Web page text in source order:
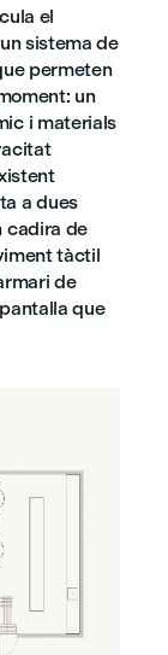
el
sistema de
permeten
un
i materials
a dues
cadira de
tàctil
de
que